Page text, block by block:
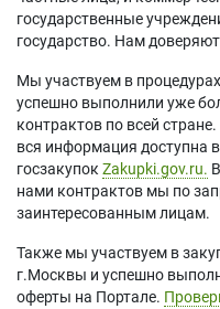
государственные
государство. Нам
Мы участвуем в
успешно выполнили уже
контрактов по всей
вся информация доступна
госзакупокZakupki.gov.ru.
нами контрактов мы по
заинтересованным лицам.
Также мы участвуем в
г.Москвы и успешно
оферты на Портале.